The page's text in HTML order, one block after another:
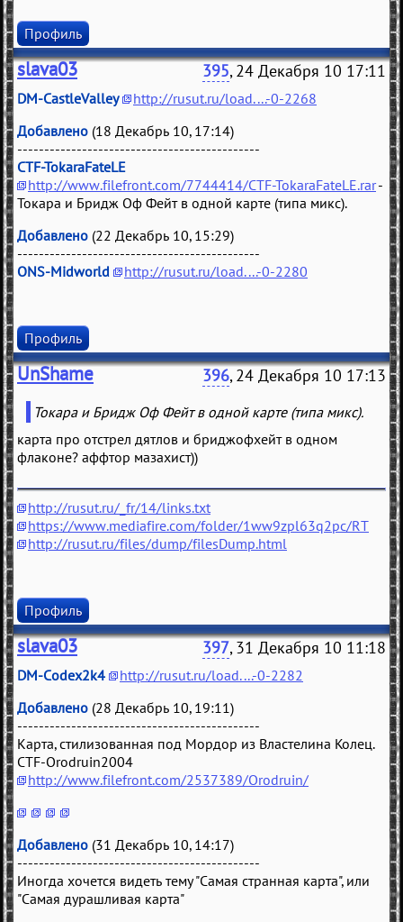
Профиль
slava03 395, 24 Декабря 10 17:11
DM-CastleValley
http://rusut.ru/load....-0-2268
Добавлено (18 Декабрь 10, 17:14)
---------------------------------------------
CTF-TokaraFateLE
http://www.filefront.com/7744414/CTF-TokaraFateLE.rar-
Токара и Бридж Оф Фейт в одной карте (типа микс).
Добавлено (22 Декабрь 10, 15:29)
---------------------------------------------
ONS-Midworld
http://rusut.ru/load....-0-2280
Профиль
UnShame 396, 24 Декабря 10 17:13
Токара и Бридж Оф Фейт в одной карте (типа микс).
карта про отстрел дятлов и бриджофхейт в одном
флаконе? аффтор мазахист))
http://rusut.ru/_fr/14/links.txt
https://www.mediafire.com/folder/1ww9zpl63q2pc/RT
http://rusut.ru/files/dump/filesDump.html
Профиль
slava03 397, 31 Декабря 10 11:18
DM-Codex2k4
http://rusut.ru/load....-0-2282
Добавлено (28 Декабрь 10, 19:11)
---------------------------------------------
Карта, стилизованная под Мордор из Властелина Колец.
CTF-Orodruin2004
http://www.filefront.com/2537389/Orodruin/
Добавлено (31 Декабрь 10, 14:17)
---------------------------------------------
Иногда хочется видеть тему "Самая странная карта", или
"Самая дурашливая карта"